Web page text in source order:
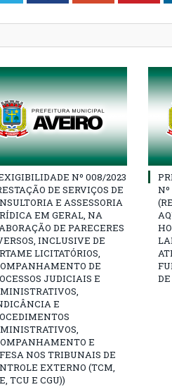
Nº 008/2023
DE SERVIÇOS DE
E ASSESSORIA
EM GERAL, NA
DE PARECERES
INCLUSIVE DE
LICITATÓRIOS,
DE
JUDICIAIS E
E
E
NOS TRIBUNAIS DE
EXTERNO (TCM,
TCU E CGU))